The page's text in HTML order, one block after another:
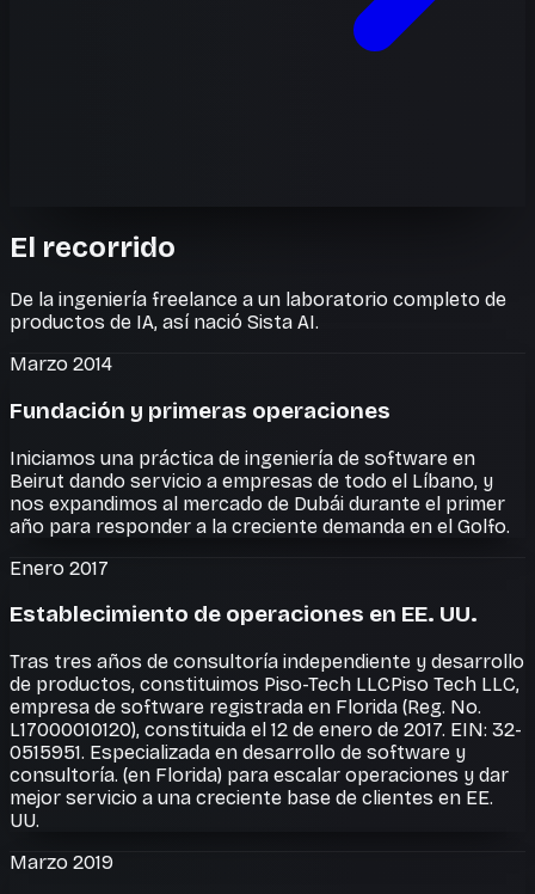
El recorrido
De la ingeniería freelance a un laboratorio completo de
productos de IA, así nació Sista AI.
Marzo 2014
Fundación y primeras operaciones
Iniciamos una práctica de ingeniería de software en
Beirut dando servicio a empresas de todo el Líbano, y
nos expandimos al mercado de Dubái durante el primer
año para responder a la creciente demanda en el Golfo.
Enero 2017
Establecimiento de operaciones en EE. UU.
Tras tres años de consultoría independiente y desarrollo
de productos, constituimos Piso-Tech LLCPiso Tech LLC,
empresa de software registrada en Florida (Reg. No.
L17000010120), constituida el 12 de enero de 2017. EIN: 32-
0515951. Especializada en desarrollo de software y
consultoría. (en Florida) para escalar operaciones y dar
mejor servicio a una creciente base de clientes en EE.
UU.
Marzo 2019